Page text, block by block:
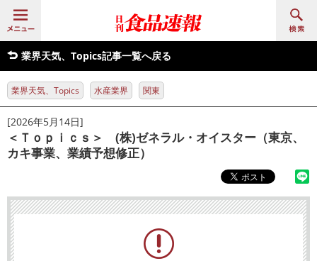
業界天気、Topics記事一覧へ戻る
業界天気、Topics 水産業界 関東
[2026年5月14日]
＜Ｔｏｐｉｃｓ＞ (株)ゼネラル・オイスター（東京、
カキ事業、業績予想修正）